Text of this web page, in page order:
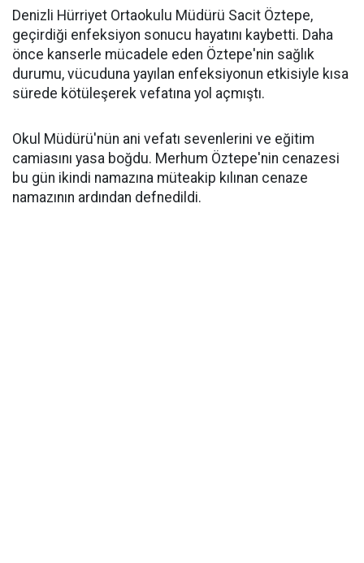
Denizli Hürriyet Ortaokulu Müdürü Sacit Öztepe,
geçirdiği enfeksiyon sonucu hayatını kaybetti. Daha
önce kanserle mücadele eden Öztepe'nin sağlık
durumu, vücuduna yayılan enfeksiyonun etkisiyle kısa
sürede kötüleşerek vefatına yol açmıştı.
Okul Müdürü'nün ani vefatı sevenlerini ve eğitim
camiasını yasa boğdu. Merhum Öztepe'nin cenazesi
bu gün ikindi namazına müteakip kılınan cenaze
namazının ardından defnedildi.